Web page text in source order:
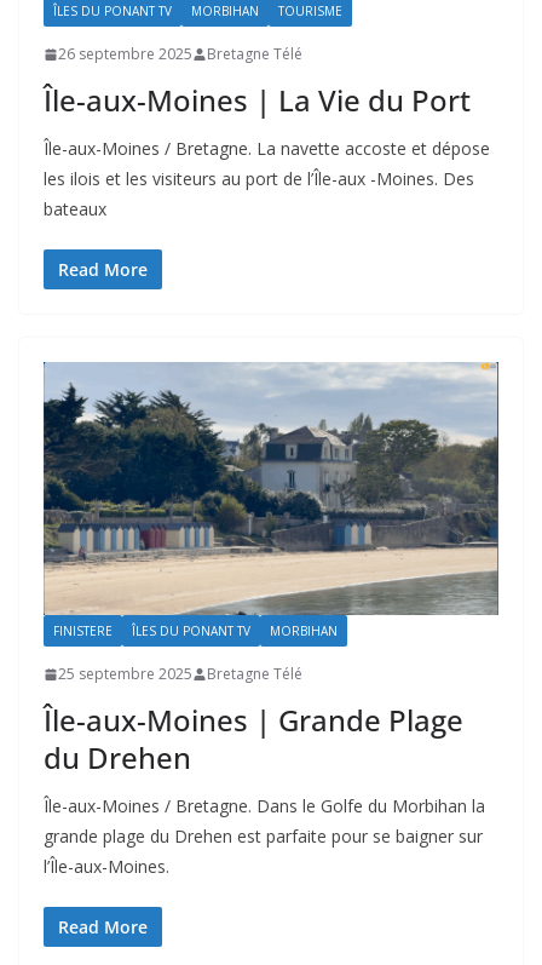
ÎLES DU PONANT TV MORBIHAN TOURISME
26 septembre 2025 Bretagne Télé
Île-aux-Moines | La Vie du Port
Île-aux-Moines / Bretagne. La navette accoste et dépose
les ilois et les visiteurs au port de l’Île-aux -Moines. Des
bateaux
Read More
FINISTERE ÎLES DU PONANT TV MORBIHAN
25 septembre 2025 Bretagne Télé
Île-aux-Moines | Grande Plage
du Drehen
Île-aux-Moines / Bretagne. Dans le Golfe du Morbihan la
grande plage du Drehen est parfaite pour se baigner sur
l’Île-aux-Moines.
Read More